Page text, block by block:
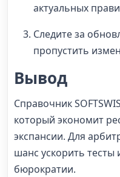
актуальных
Следите за
пропустить
Вывод
Справочник
который экономит
экспансии. Для
шанс ускорить
бюрократии.